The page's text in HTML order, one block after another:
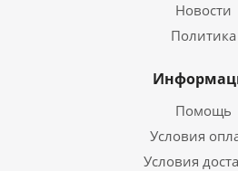
Новости
Политика
Помощь
Условия
Условия